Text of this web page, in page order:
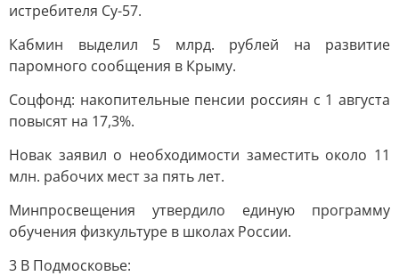
истребителя Су-57.
Кабмин выделил 5 млрд. рублей на развитие
паромного сообщения в Крыму.
Соцфонд: накопительные пенсии россиян с 1 августа
повысят на 17,3%.
Новак заявил о необходимости заместить около 11
млн. рабочих мест за пять лет.
Минпросвещения утвердило единую программу
обучения физкультуре в школах России.
3 В Подмосковье: